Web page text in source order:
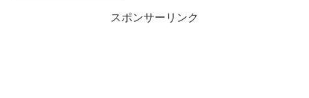
スポンサーリンク